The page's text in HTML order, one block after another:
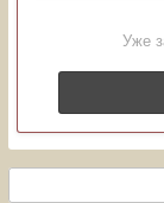
Уже